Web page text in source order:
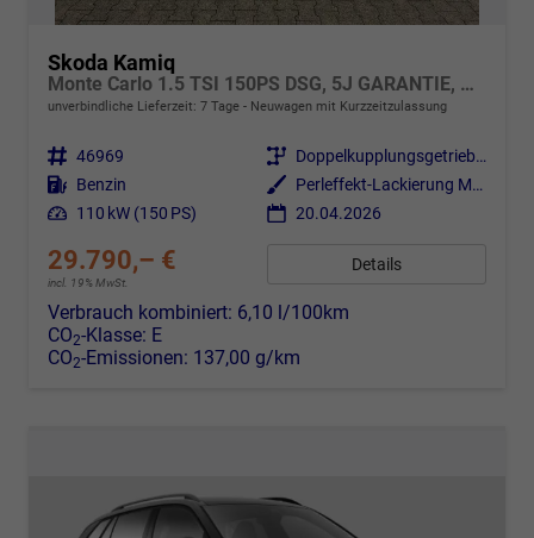
Skoda Kamiq
Monte Carlo 1.5 TSI 150PS DSG, 5J GARANTIE, WEISS-MET/Dach schwarz, 18" ALU, AHK SCHWENKBAR, Panoramadach, Matrix-LED, Parksensoren v/h, Kamera, Tempomat, Virtual Cockpit (8"!!), Kessy, Winter-Paket, Climatronic, Radio 8", SmartLink, NSW, Sport-M-Lederlenkrad beheizt
unverbindliche Lieferzeit: 7 Tage Neuwagen mit Kurzzeitzulassung
Fahrzeugnr. 46969 Getriebe
Doppelkupplungsgetriebe (DSG)
Kraftstoff Benzin Außenfarbe
Perleffekt-Lackierung Moon-Weiß + Color Concept: schwarz lackiertes Dach, A-Säule und Außenspiegelgehäuse in schwarz
Leistung 110 kW (150 PS) 20.04.2026
29.790,– €
incl. 19% MwSt.
Details
Verbrauch kombiniert: 6,10 l/100km
CO2-Klasse: E
CO2-Emissionen: 137,00 g/km